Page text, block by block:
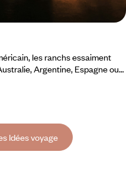
les ranchs essaiment
Argentine, Espagne ou
nature domine et où l’activité
Idées voyage